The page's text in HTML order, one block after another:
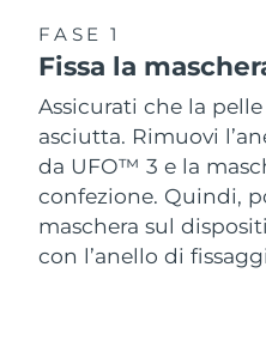
FASE 1
Fissa la
Assicurati che la
asciutta. Rimuovi
da UFO™ 3 e la
confezione. Quindi,
maschera sul
con l’anello di